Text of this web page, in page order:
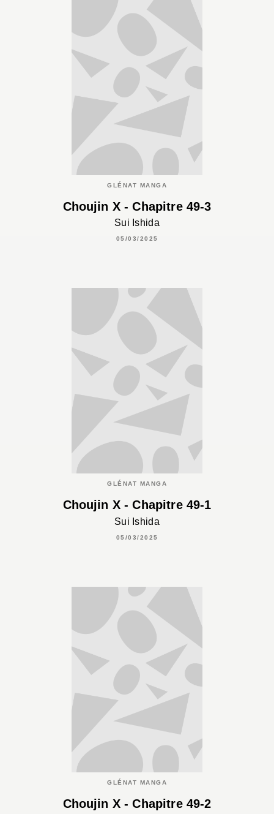
GLÉNAT MANGA
Choujin X - Chapitre 49-3
Sui Ishida
05/03/2025
GLÉNAT MANGA
Choujin X - Chapitre 49-1
Sui Ishida
05/03/2025
GLÉNAT MANGA
Choujin X - Chapitre 49-2